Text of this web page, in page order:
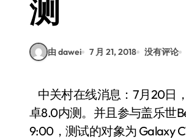
测
由 dawei 7 月 21, 2018 没有评论
中关村在线消息：7月20日，三星Galaxy盖乐世官方微博正式宣布，三星Galaxy C7 Pro开启安
卓8.0内测。并且参与盖乐世
9:00，测试的对象为 Galaxy